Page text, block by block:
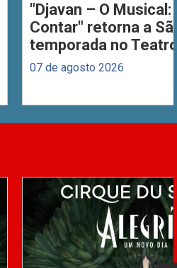
"Djavan – O Musical:
Contar" retorna a
temporada no
07 de agosto 2026